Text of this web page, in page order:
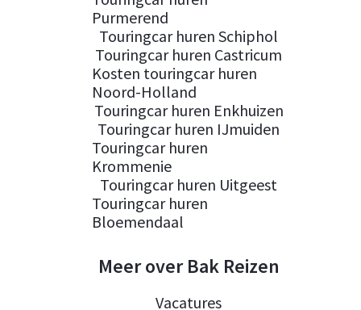
Purmerend
Touringcar huren Schiphol
Touringcar huren Castricum
Kosten touringcar huren
Noord-Holland
Touringcar huren Enkhuizen
Touringcar huren IJmuiden
Touringcar huren
Krommenie
Touringcar huren Uitgeest
Touringcar huren
Bloemendaal
Meer over Bak Reizen
Vacatures